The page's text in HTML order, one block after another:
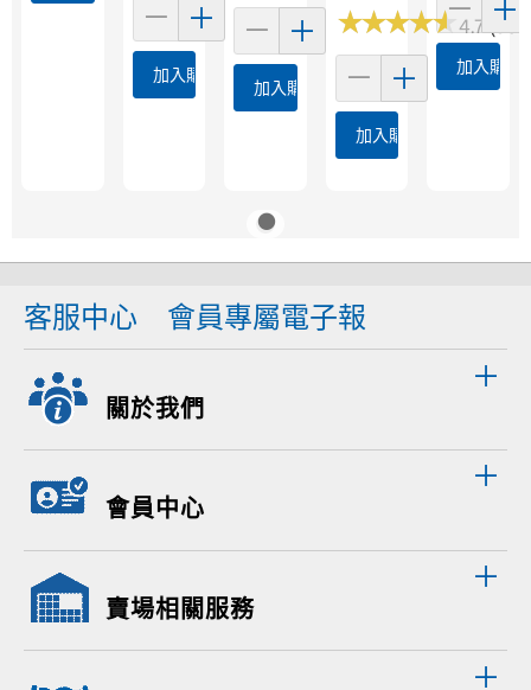
加入購物車
加入購物車
★★★★★
★★★★★4.7
加入購物車
加入購物
客服中心 會員專屬電子報
關於我們
會員中心
賣場相關服務